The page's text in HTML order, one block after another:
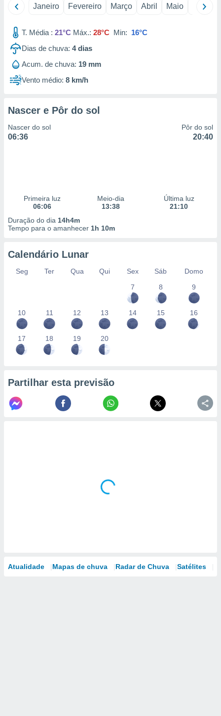
utilizar
criar
da
dos
melhorar
dados
estudos
de
Janeiro Fevereiro Março Abril Maio Junho
T. Média : 21°C Máx.: 28°C Min: 16°C
Dias de chuva: 4dias
Acum. de chuva: 19 mm
Vento médio: 8 km/h
Nascer e Pôr do sol
Nascer do sol
06:36
Pôr do sol
20:40
Primeira luz
06:06
Meio-dia
13:38
Última luz
21:10
Duração do dia 14h4m
Tempo para o amanhecer 1h 10m
Calendário Lunar
Seg Ter Qua Qui Sex Sáb
Domo
7
8 9
10 11 12 13 14 15 16
17 18 19 20
Partilhar esta previsão
Atualidade Mapas de chuva Radar de Chuva Satélites